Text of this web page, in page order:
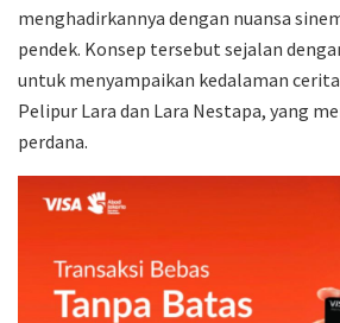
menghadirkannya dengan nuansa
pendek. Konsep tersebut sejalan
untuk menyampaikan kedalaman
Pelipur Lara dan Lara Nestapa, yang
perdana.